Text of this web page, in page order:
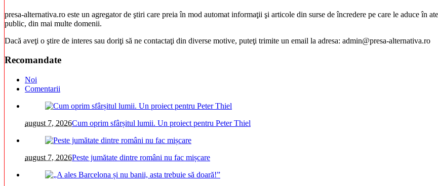
presa-alternativa.ro este un agregator de ştiri care preia în mod automat informaţii şi articole din surse de încredere pe care le aduce în
public, din mai multe domenii.
Dacă aveţi o ştire de interes sau doriţi să ne contactaţi din diverse motive, puteţi trimite un email la adresa: admin@presa-alternativa.ro
Recomandate
Noi
Comentarii
august 7, 2026Cum oprim sfârșitul lumii. Un proiect pentru Peter Thiel
august 7, 2026Peste jumătate dintre români nu fac mișcare